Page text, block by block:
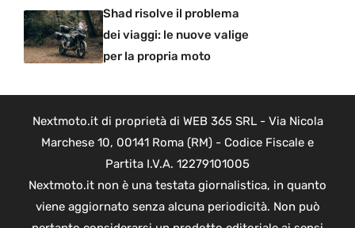
Shad risolve il problema
dei viaggi: le nuove valige
per la propria moto
Nextmoto.it di proprietà di WEB 365 SRL - Via Nicola
Marchese 10, 00141 Roma (RM) - Codice Fiscale e
Partita I.V.A. 12279101005
Nextmoto.it non è una testata giornalistica, in quanto
viene aggiornato senza alcuna periodicità. Non può